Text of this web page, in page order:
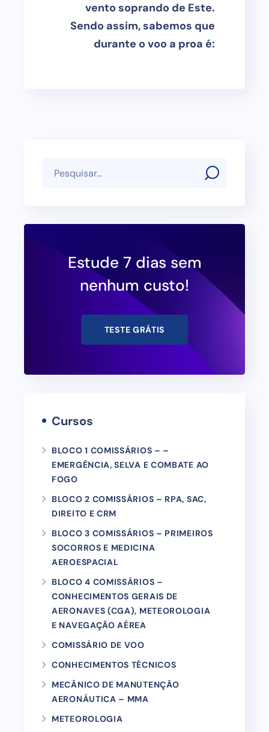
vento soprando de Este.
Sendo assim, sabemos que
durante o voo a proa é:
Estude 7 dias sem
nenhum custo!
TESTE GRÁTIS
Cursos
BLOCO 1 COMISSÁRIOS – –
EMERGÊNCIA, SELVA E COMBATE AO
FOGO
BLOCO 2 COMISSÁRIOS – RPA, SAC,
DIREITO E CRM
BLOCO 3 COMISSÁRIOS – PRIMEIROS
SOCORROS E MEDICINA
AEROESPACIAL
BLOCO 4 COMISSÁRIOS –
CONHECIMENTOS GERAIS DE
AERONAVES (CGA), METEOROLOGIA
E NAVEGAÇÃO AÉREA
COMISSÁRIO DE VOO
CONHECIMENTOS TÉCNICOS
MECÂNICO DE MANUTENÇÃO
AERONÁUTICA – MMA
METEOROLOGIA